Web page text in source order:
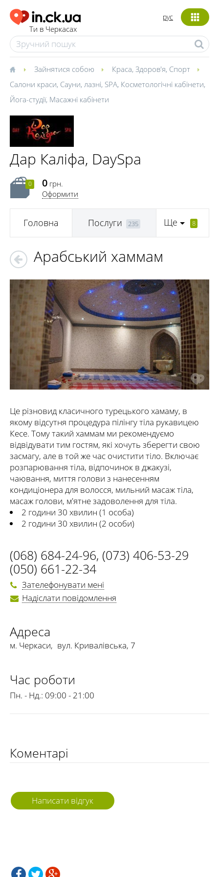
Ти в Черкасах
рус
Зайнятися собою Краса, Здоров'я, Спорт
Салони краси, Сауни, лазні, SPA, Косметологічні кабінети,
Йога-студії, Масажні кабінети
Дар Каліфа, DaySpa
0 0 грн.
Оформити
Головна Послуги 235 Ще 8
Арабський хаммам
Це різновид класичного турецького хамаму, в
якому відсутня процедура пілінгу тіла рукавицею
Кесе. Тому такий хаммам ми рекомендуємо
відвідувати тим гостям, які хочуть зберегти свою
засмагу, але в той же час очистити тіло. Включає
розпарювання тіла, відпочинок в джакузі,
чаювання, миття голови з нанесенням
кондиціонера для волосся, мильний масаж тіла,
масаж голови, м'ятне задоволення для тіла.
2 години 30 хвилин (1 особа)
2 години 30 хвилин (2 особи)
(068) 684-24-96, (073) 406-53-29
(050) 661-22-34
Зателефонувати мені
Надіслати повідомлення
Адреса
м. Черкаси, вул. Кривалівська, 7
Час роботи
Пн. - Нд.: 09:00 - 21:00
Коментарі
Написати відгук